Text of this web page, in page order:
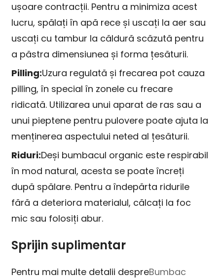
ușoare contracții. Pentru a minimiza acest
lucru, spălați în apă rece și uscați la aer sau
uscați cu tambur la căldură scăzută pentru
a păstra dimensiunea și forma țesăturii.
Pilling:Uzura regulată și frecarea pot cauza
pilling, în special în zonele cu frecare
ridicată. Utilizarea unui aparat de ras sau a
unui pieptene pentru pulovere poate ajuta la
menținerea aspectului neted al țesăturii.
Riduri:Deși bumbacul organic este respirabil
în mod natural, acesta se poate încreți
după spălare. Pentru a îndepărta ridurile
fără a deteriora materialul, călcați la foc
mic sau folosiți abur.
Sprijin suplimentar
Pentru mai multe detalii despreBumbac